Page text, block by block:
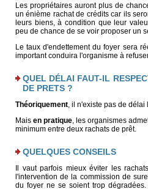
Les propriétaires auront plus de
un énième rachat de crédits car ils
leurs biens, à condition que leur
peu de chance de se voir proposer un
Le taux d'endettement du foyer sera
important conduira l'organisme à
QUEL DÉLAI FAUT-IL
DE PRETS ?
Théoriquement, il n'existe pas de
Mais en pratique, les organismes
minimum entre deux rachats de prêt.
QUELQUES CONSEILS
Il vaut parfois mieux éviter les
l'intervention de la commission de
du foyer ne se soient trop